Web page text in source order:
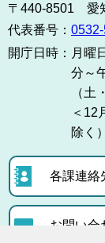
〒440-8501 愛
代表番号：
開庁日時： 月曜
分～
（土
＜12
除く）
各課連絡
お問い合